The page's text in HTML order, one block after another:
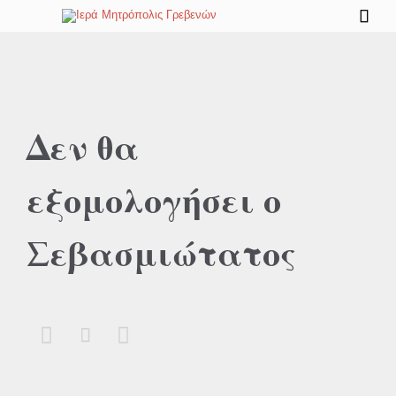

Δεν θα
εξομολογήσει ο
Σεβασμιώτατος
  